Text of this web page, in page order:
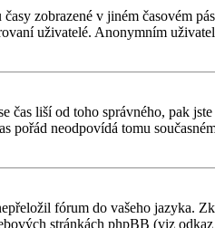
zobrazené v jiném časovém
uživatelé. Anonymním
čas liší od toho správného, pak
pořád neodpovídá tomu
fórum do vašeho jazyka.
stránkách phpBB (viz odkaz